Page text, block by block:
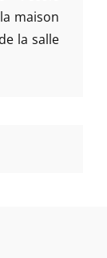
maison
la salle